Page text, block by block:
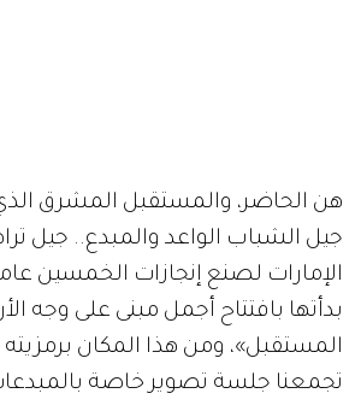
هن الحاضر، والمستقبل المشرق
جيل الشباب الواعد والمبدع.. جيل
الإمارات لصنع إنجازات الخمسين عاماً
بدأتها بافتتاح أجمل مبنى على وجه
المستقبل»، ومن هذا المكان برمزيته
تجمعنا جلسة تصوير خاصة